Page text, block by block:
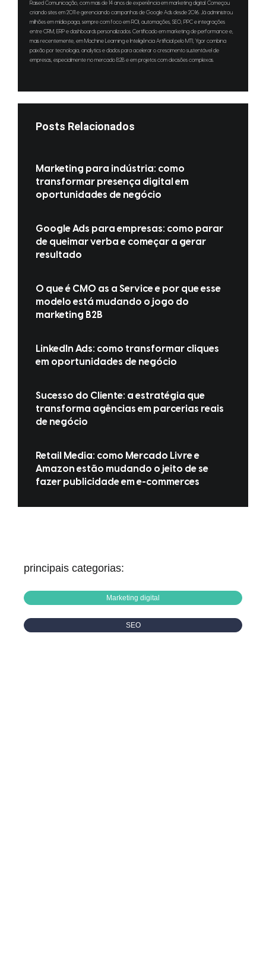
Raised Comunicação, com mais de 14 anos de experiência em marketing digital. Começou
criando sites em 2011 e gerenciando campanhas de Google Ads desde 2016. Já administrou
milhões em mídia paga, sempre com foco em ROI, automações, SEO, PPC e integrações
entre CRM, ERP e dashboards personalizados. Certificado em marketing de performance e,
mais recentemente, em Machine Learning e Inteligência Artificial pelo MTI, Ygor combina
paixão por tecnologia, analytics e dados para acelerar o crescimento sustentável de
empresas, especialmente no mercado B2B e em projetos com decisões complexas.
Posts Relacionados
Marketing para indústria: como
transformar presença digital em
oportunidades de negócio
Google Ads para empresas: como parar
de queimar verba e começar a gerar
resultado
O que é CMO as a Service e por que esse
modelo está mudando o jogo do
marketing B2B
LinkedIn Ads: como transformar cliques
em oportunidades de negócio
Sucesso do Cliente: a estratégia que
transforma agências em parcerias reais
de negócio
Retail Media: como Mercado Livre e
Amazon estão mudando o jeito de se
fazer publicidade em e-commerces
principais categorias:
Marketing digital
SEO